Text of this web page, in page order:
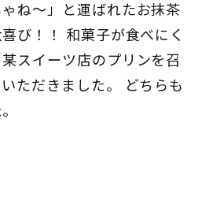
ね～」と運ばれたお抹茶
び！！ 和菓子が食べにく
スイーツ店のプリンを召
ただきました。 どちらも